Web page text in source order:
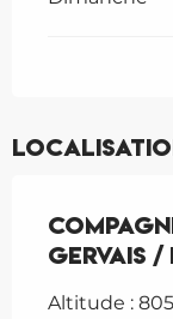
Gervais /
Altitude :